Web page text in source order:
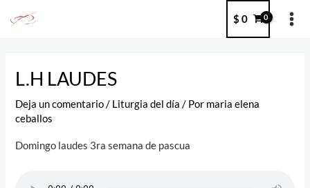
$ 0
L.H LAUDES
Deja un comentario / Liturgia del día / Por maria elena
ceballos
Domingo laudes 3ra semana de pascua